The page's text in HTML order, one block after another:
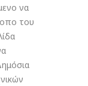
να
του